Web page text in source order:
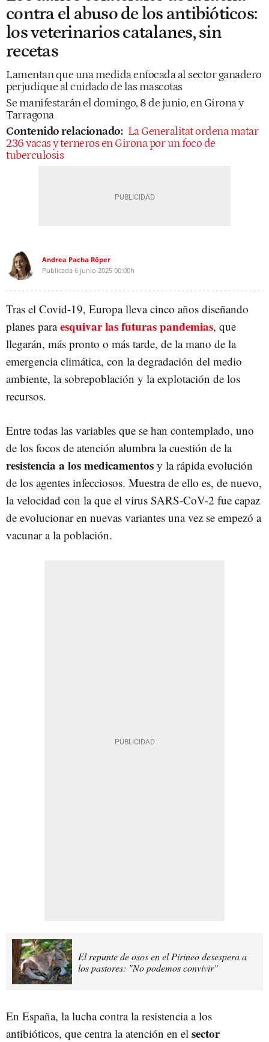
contra el abuso de los antibióticos:
los veterinarios catalanes, sin
recetas
Lamentan que una medida enfocada al sector ganadero
perjudique al cuidado de las mascotas
Se manifestarán el domingo, 8 de junio, en Girona y
Tarragona
Contenido relacionado: La Generalitat ordena matar
236 vacas y terneros en Girona por un foco de
tuberculosis
Andrea Pacha Röper
Publicada 6 junio 2025 00:00h
Tras el Covid-19, Europa lleva cinco años diseñando
planes paraesquivar las futuras pandemias, que
llegarán, más pronto o más tarde, de la mano de la
emergencia climática, con la degradación del medio
ambiente, la sobrepoblación y la explotación de los
recursos.
Entre todas las variables que se han contemplado, uno
de los focos de atención alumbra la cuestión de la
resistencia a los medicamentos y la rápida evolución
de los agentes infecciosos. Muestra de ello es, de nuevo,
la velocidad con la que el virus SARS-CoV-2 fue capaz
de evolucionar en nuevas variantes una vez se empezó a
vacunar a la población.
El repunte de osos en el Pirineo desespera a
los pastores: "No podemos convivir"
En España, la lucha contra la resistencia a los
antibióticos, que centra la atención en el sector